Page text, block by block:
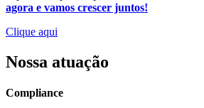
agora e vamos crescer juntos!
Clique aqui
Nossa atuação
Compliance